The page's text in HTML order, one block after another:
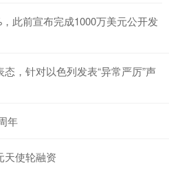
此前宣布完成1000万美元公开发
，针对以色列发表“异常严厉”声
年
天使轮融资